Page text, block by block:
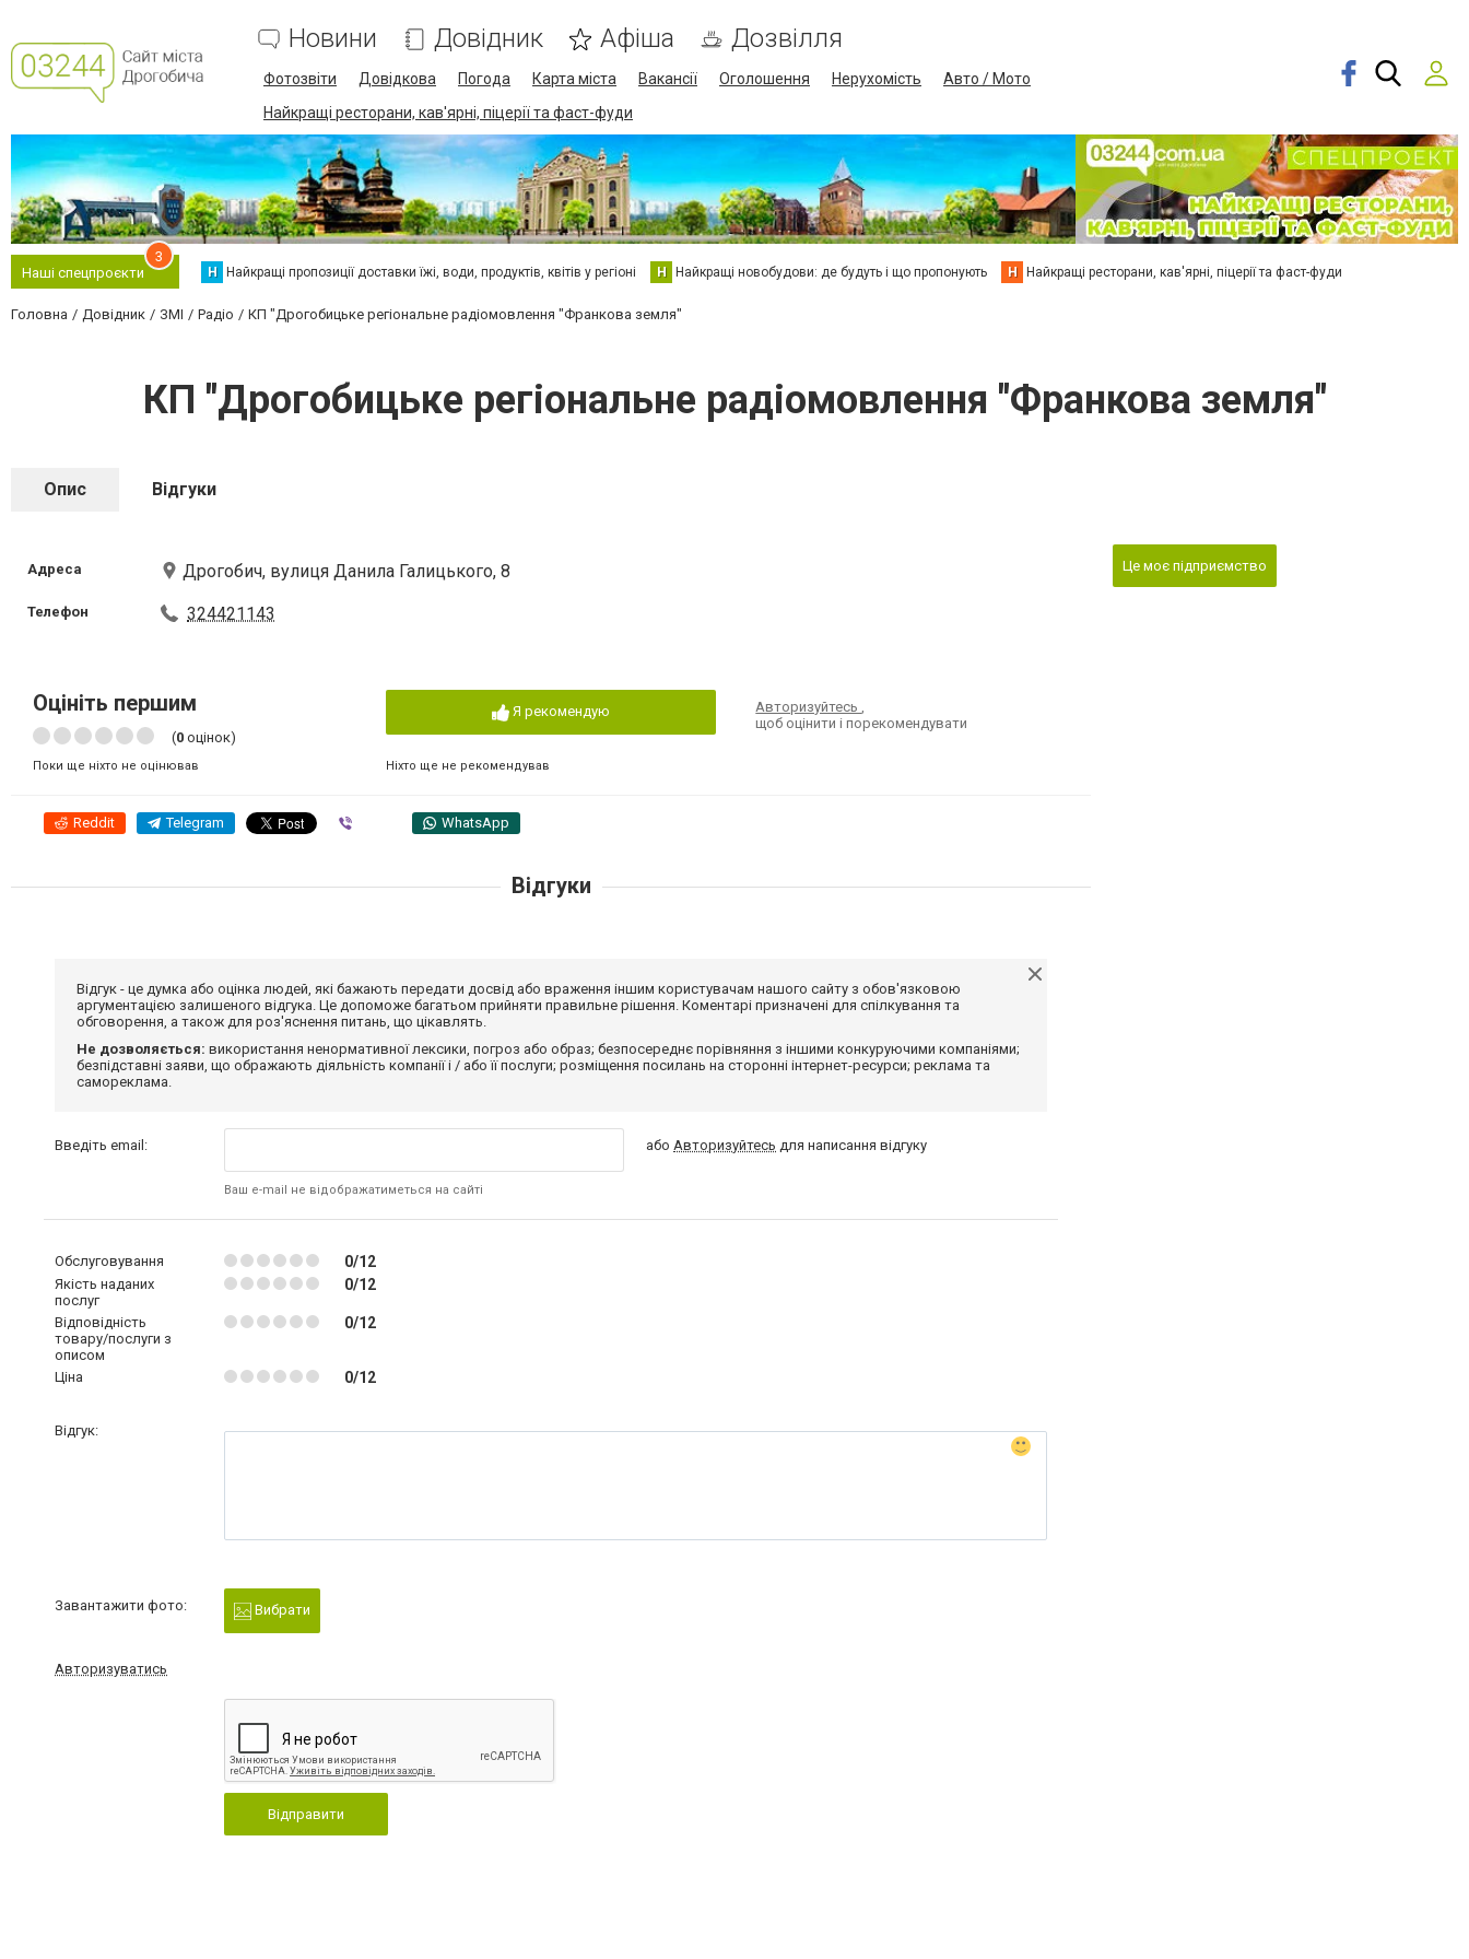
Новини Довідник Афіша Дозвілля
Фотозвіти Довідкова Погода Карта міста Вакансії Оголошення Нерухомість
Авто / Мото
Найкращі ресторани, кав'ярні, піцерії та фаст-фуди
Наші спецпроєкти
3
Н Найкращі пропозиції доставки їжі, води, продуктів, квітів у регіоні Н Найкращі новобудови: де будуть і що пропонують Н Найкращі ресторани, кав'ярні, піцерії та фаст-фуди
Головна Довідник ЗМІ Радіо КП "Дрогобицьке регіональне радіомовлення "Франкова земля"
КП "Дрогобицьке регіональне радіомовлення "Франкова земля"
Опис Відгуки
Адреса Дрогобич, вулиця Данила Галицького, 8
Телефон 324421143
Оцініть першим
(0 оцінок)
Поки ще ніхто не оцінював
Я рекомендую
Ніхто ще не рекомендував
Авторизуйтесь,
щоб оцінити і порекомендувати
Reddit Telegram WhatsApp
Це моє підприємство
Відгуки
Відгук - це думка або оцінка людей, які бажають передати досвід або враження іншим користувачам нашого сайту з обов'язковою
аргументацією залишеного відгука. Це допоможе багатьом прийняти правильне рішення. Коментарі призначені для спілкування та
обговорення, а також для роз'яснення питань, що цікавлять.
Не дозволяється: використання ненормативної лексики, погроз або образ; безпосереднє порівняння з іншими конкуруючими компаніями;
безпідставні заяви, що ображають діяльність компанії і / або її послуги; розміщення посилань на сторонні інтернет-ресурси; реклама та
самореклама.
Введіть email:
Ваш e-mail не відображатиметься на сайті
абоАвторизуйтесь для написання відгуку
Обслуговування 0/12
Якість наданих
послуг
0/12
Відповідність
товару/послуги з
описом
0/12
Ціна 0/12
Відгук:
Завантажити фото: Вибрати
Авторизуватись
Відправити